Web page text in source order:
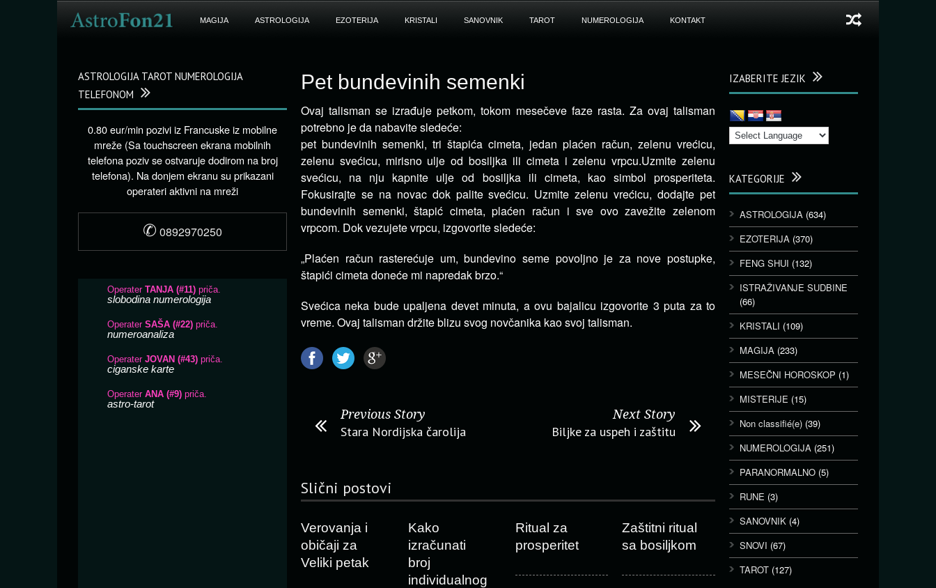
MAGIJA ASTROLOGIJA EZOTERIJA KRISTALI SANOVNIK TAROT NUMEROLOGIJA KONTAKT
Pet bundevinih semenki
Ovaj talisman se izrađuje petkom, tokom mesečeve faze rasta. Za ovaj talisman
potrebno je da nabavite sledeće:
pet bundevinih semenki, tri štapića cimeta, jedan plaćen račun, zelenu vrećicu,
zelenu svećicu, mirisno ulje od bosiljka ili cimeta i zelenu vrpcu.Uzmite zelenu
svećicu, na nju kapnite ulje od bosiljka ili cimeta, kao simbol prosperiteta.
Fokusirajte se na novac dok palite svećicu. Uzmite zelenu vrećicu, dodajte pet
bundevinih semenki, štapić cimeta, plaćen račun i sve ovo zavežite zelenom
vrpcom. Dok vezujete vrpcu, izgovorite sledeće:
„Plaćen račun rasterećuje um, bundevino seme povoljno je za nove postupke,
štapići cimeta doneće mi napredak brzo.“
Svećica neka bude upaljena devet minuta, a ovu bajalicu izgovorite 3 puta za to
vreme. Ovaj talisman držite blizu svog novčanika kao svoj talisman.
Previous Story
Stara Nordijska čarolija
Next Story
Biljke za uspeh i zaštitu
Slični postovi
Verovanja i
običaji za
Veliki petak
Kako
izračunati
broj
individualnog
Ritual za
prosperitet
Zaštitni ritual
sa bosiljkom
IZABERITE JEZIK
KATEGORIJE
ASTROLOGIJA (634)
EZOTERIJA (370)
FENG SHUI (132)
ISTRAŽIVANJE SUDBINE
(66)
KRISTALI (109)
MAGIJA (233)
MESEČNI HOROSKOP (1)
MISTERIJE (15)
Non classifié(e) (39)
NUMEROLOGIJA (251)
PARANORMALNO (5)
RUNE (3)
SANOVNIK (4)
SNOVI (67)
TAROT (127)
ASTROLOGIJA TAROT NUMEROLOGIJA
TELEFONOM
0.80 eur/min pozivi iz Francuske iz mobilne
mreže (Sa touchscreen ekrana mobilnih
telefona poziv se ostvaruje dodirom na broj
telefona). Na donjem ekranu su prikazani
operateri aktivni na mreži
✆ 0892970250